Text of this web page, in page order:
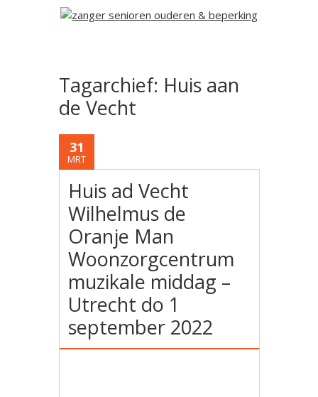
Tagarchief: Huis aan
de Vecht
31
MRT
Huis ad Vecht
Wilhelmus de
Oranje Man
Woonzorgcentrum
muzikale middag –
Utrecht do 1
september 2022